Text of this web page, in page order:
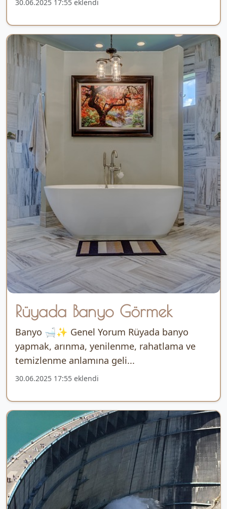
30.06.2025 17:55 eklendi
Rüyada Banyo Görmek
Banyo 🛁✨ Genel Yorum Rüyada banyo
yapmak, arınma, yenilenme, rahatlama ve
temizlenme anlamına geli...
30.06.2025 17:55 eklendi